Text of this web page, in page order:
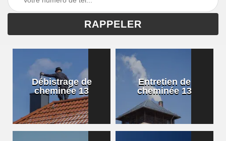
Débistrage de
cheminée 13
Entretien de
cheminée 13